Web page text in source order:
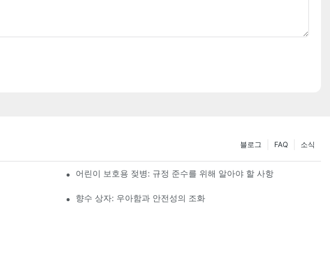
소식
FAQ
블로그
어린이 보호용 젖병: 규정 준수를 위해 알아야 할 사항
향수 상자: 우아함과 안전성의 조화